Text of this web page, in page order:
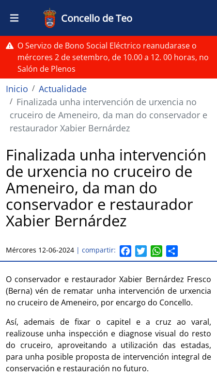
Ir o contido principal
Concello de Teo
O Servizo de Bono Social Eléctrico reanudarase o
mércores 2 de setembro, de 10.00 a 12. 00 horas, no
Salón de Plenos
Miga de pan
Inicio
Actualidade
Finalizada unha intervención de urxencia no
cruceiro de Ameneiro, da man do conservador e
restaurador Xabier Bernárdez
Finalizada unha intervención
de urxencia no cruceiro de
Ameneiro, da man do
conservador e restaurador
Xabier Bernárdez
Mércores 12-06-2024 | compartir:
a
c
e
b
o
k
w
i
t
t
e
r
W
h
a
t
s
A
p
p
h
r
e
O conservador e restaurador Xabier Bernárdez Fresco
(Berna) vén de rematar unha intervención de urxencia
no cruceiro de Ameneiro, por encargo do Concello.
Así, ademais de fixar o capitel e a cruz ao varal,
realizouse unha inspección e diagnose visual do resto
do cruceiro, aproveitando a utilización das estadas,
para unha posible proposta de intervención integral de
conservación e restauración no futuro.